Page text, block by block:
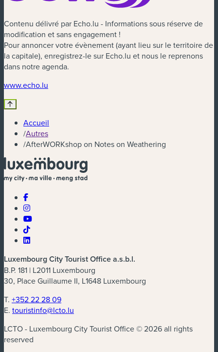
Contenu délivré par Echo.lu - Informations sous réserve de
modification et sans engagement !
Pour annoncer votre évènement (ayant lieu sur le territoire de
la capitale), enregistrez-le sur Echo.lu et nous le reprenons
dans notre agenda.
www.echo.lu
Accueil
/Autres
/AfterWORKshop on Notes on Weathering
Luxembourg City Tourist Office a.s.b.l.
B.P. 181 | L2011 Luxembourg
30, Place Guillaume II, L1648 Luxembourg
T. +352 22 28 09
E. touristinfo@lcto.lu
LCTO - Luxembourg City Tourist Office © 2026 all rights
reserved